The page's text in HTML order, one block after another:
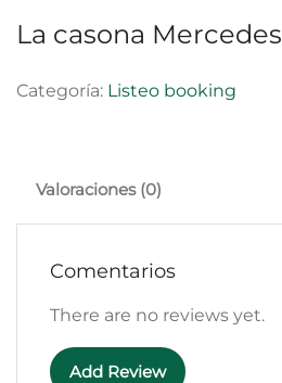
La casona Mercedes
Categoría: Listeo booking
Valoraciones (0)
Comentarios
There are no reviews yet.
Add Review